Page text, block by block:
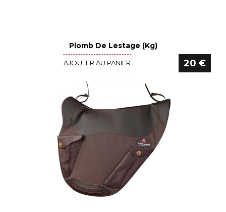
Voir le détail
Plomb De Lestage (kg)
AJOUTER AU PANIER 20 €